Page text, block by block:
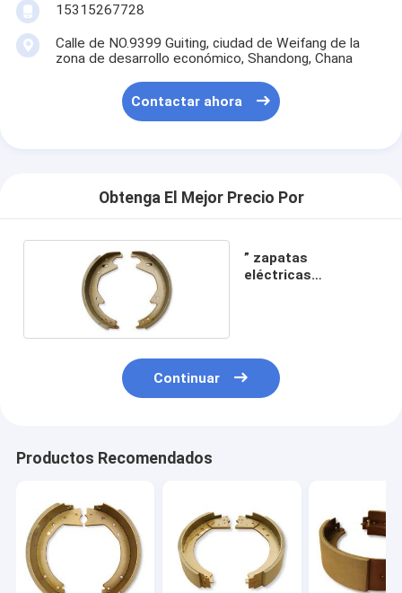
15315267728
Calle de NO.9399 Guiting, ciudad de Weifang de la
zona de desarrollo económico, Shandong, Chana
Contactar ahora
Obtenga El Mejor Precio Por
” zapatas
eléctricas
Continuar
Productos Recomendados